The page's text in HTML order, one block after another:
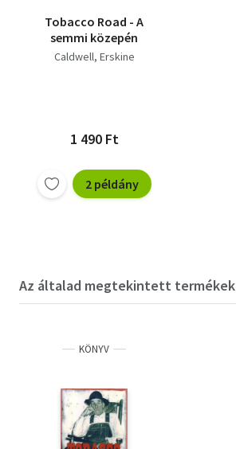
Tobacco Road - A
semmi közepén
Caldwell, Erskine
1 490 Ft
2 példány
Az általad megtekintett termékek
KÖNYV